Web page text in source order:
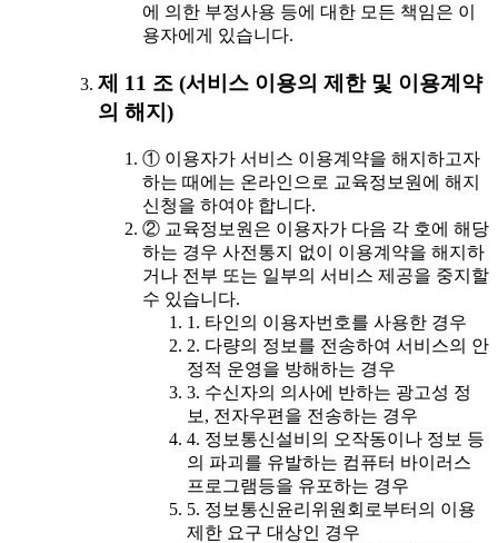
에 의한 부정사용 등에 대한 모든 책임은 이
용자에게 있습니다.
제 11 조 (서비스 이용의 제한 및 이용계약
의 해지)
① 이용자가 서비스 이용계약을 해지하고자
하는 때에는 온라인으로 교육정보원에 해지
신청을 하여야 합니다.
② 교육정보원은 이용자가 다음 각 호에 해당
하는 경우 사전통지 없이 이용계약을 해지하
거나 전부 또는 일부의 서비스 제공을 중지할
수 있습니다.
1. 타인의 이용자번호를 사용한 경우
2. 다량의 정보를 전송하여 서비스의 안
정적 운영을 방해하는 경우
3. 수신자의 의사에 반하는 광고성 정
보, 전자우편을 전송하는 경우
4. 정보통신설비의 오작동이나 정보 등
의 파괴를 유발하는 컴퓨터 바이러스
프로그램등을 유포하는 경우
5. 정보통신윤리위원회로부터의 이용
제한 요구 대상인 경우